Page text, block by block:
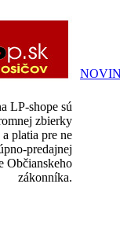
LP-shope sú
zbierky
platia pre ne
predajnej
Občianskeho
zákonníka.